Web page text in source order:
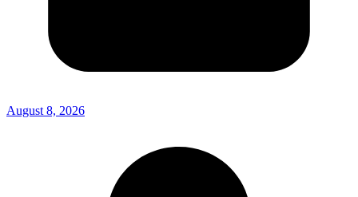
August 8, 2026